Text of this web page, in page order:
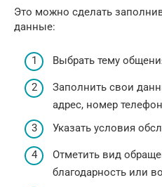
Это можно сделать
данные:
Выбрать тему
Заполнить свои
адрес, номер
Указать условия
Отметить вид
благодарность или